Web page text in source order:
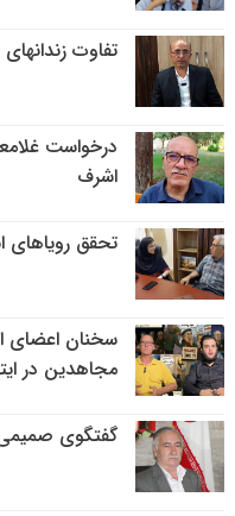
تفاوت
درخواست
اشرف
تحقق رویاهای
سخنان اعضای
مجاهدین در
گفتگوی